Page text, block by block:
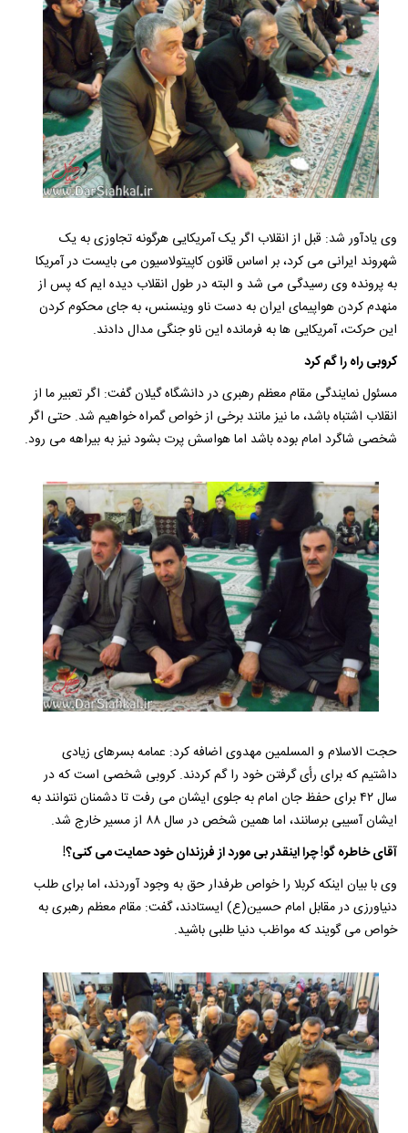
وی یادآور شد: قبل از انقلاب اگر یک آمریکایی هرگونه تجاوزی به یک
شهروند ایرانی می کرد، بر اساس قانون کاپیتولاسیون می بایست در آمریکا
به پرونده وی رسیدگی می شد و البته در طول انقلاب دیده ایم که پس از
منهدم کردن هواپیمای ایران به دست ناو وینسنس، به جای محکوم کردن
این حرکت، آمریکایی ها به فرمانده این ناو جنگی مدال دادند.
کروبی راه را گم کرد
مسئول نمایندگی مقام معظم رهبری در دانشگاه گیلان گفت: اگر تعبیر ما از
انقلاب اشتباه باشد، ما نیز مانند برخی از خواص گمراه خواهیم شد. حتی اگر
شخصی شاگرد امام بوده باشد اما هواسش پرت بشود نیز به بیراهه می رود.
حجت الاسلام و المسلمین مهدوی اضافه کرد: عمامه بسرهای زیادی
داشتیم که برای رأی گرفتن خود را گم کردند. کروبی شخصی است که در
سال ۴۲ برای حفظ جان امام به جلوی ایشان می رفت تا دشمنان نتوانند به
ایشان آسیبی برسانند، اما همین شخص در سال ۸۸ از مسیر خارج شد.
آقای خاطره گو! چرا اینقدر بی مورد از فرزندان خود حمایت می کنی؟!
وی با بیان اینکه کربلا را خواص طرفدار حق به وجود آوردند، اما برای طلب
دنیاورزی در مقابل امام حسین(ع) ایستادند، گفت: مقام معظم رهبری به
خواص می گویند که مواظب دنیا طلبی باشید.